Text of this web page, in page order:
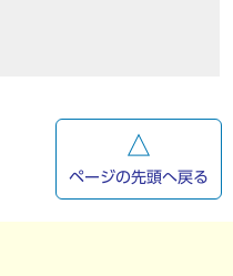
ページの先頭へ戻る